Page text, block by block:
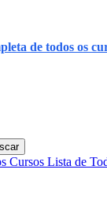
de todos os
Cursos Lista de